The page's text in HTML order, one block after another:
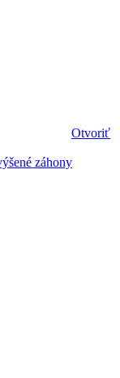
Otvoriť
záhony